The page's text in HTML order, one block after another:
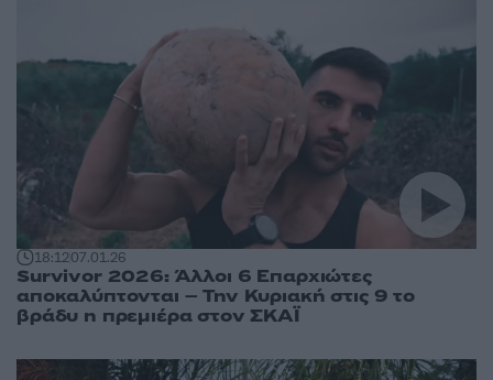
18:1207.01.26
Survivor 2026: Άλλοι 6 Επαρχιώτες
αποκαλύπτονται – Την Κυριακή στις 9 το
βράδυ η πρεμιέρα στον ΣΚΑΪ